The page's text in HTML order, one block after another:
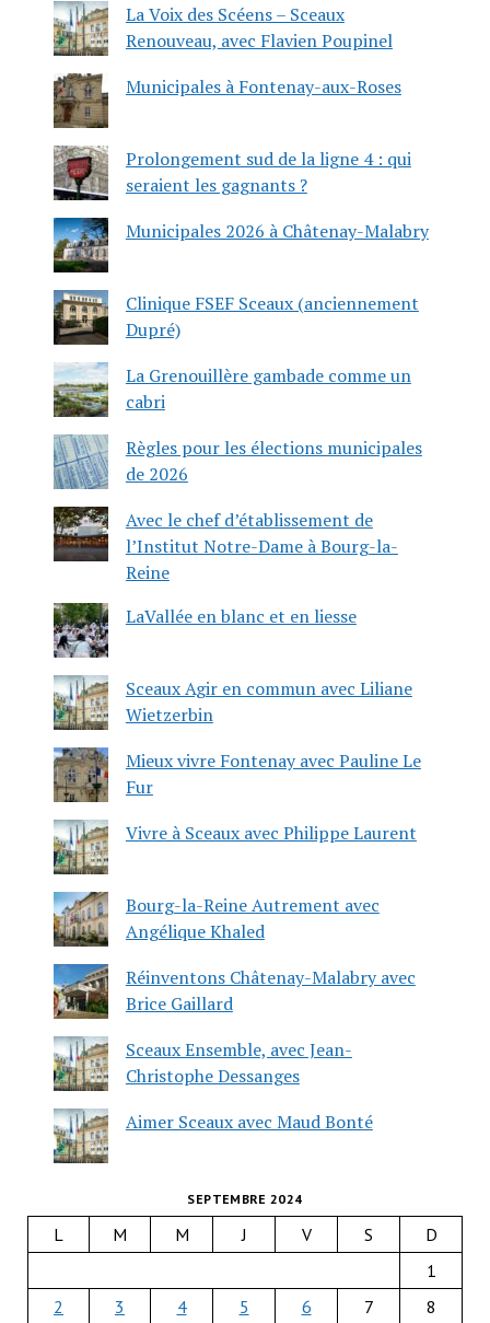
La Voix des Scéens – Sceaux
Renouveau, avec Flavien Poupinel
Municipales à Fontenay-aux-Roses
Prolongement sud de la ligne 4 : qui
seraient les gagnants ?
Municipales 2026 à Châtenay-Malabry
Clinique FSEF Sceaux (anciennement
Dupré)
La Grenouillère gambade comme un
cabri
Règles pour les élections municipales
de 2026
Avec le chef d’établissement de
l’Institut Notre-Dame à Bourg-la-
Reine
LaVallée en blanc et en liesse
Sceaux Agir en commun avec Liliane
Wietzerbin
Mieux vivre Fontenay avec Pauline Le
Fur
Vivre à Sceaux avec Philippe Laurent
Bourg-la-Reine Autrement avec
Angélique Khaled
Réinventons Châtenay-Malabry avec
Brice Gaillard
Sceaux Ensemble, avec Jean-
Christophe Dessanges
Aimer Sceaux avec Maud Bonté
SEPTEMBRE 2024
L M M J V S
D
1
2
3 4 5 6 7 8